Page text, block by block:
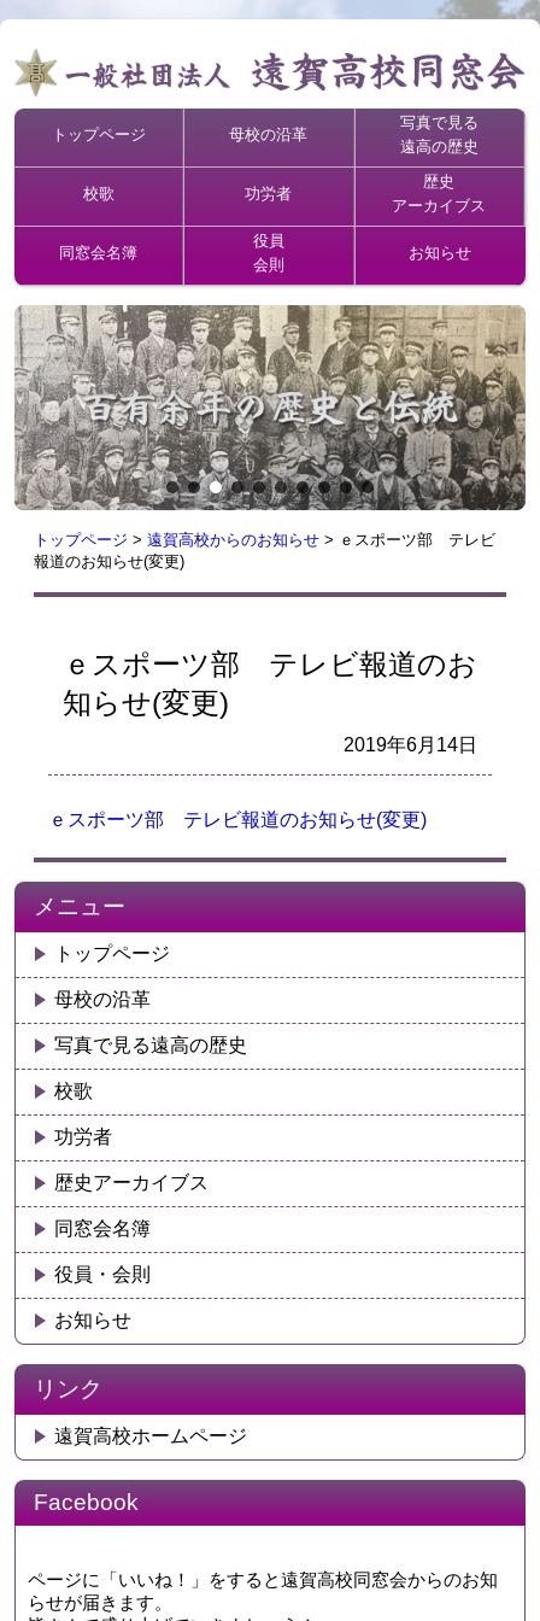
トップページ 母校の沿革
写真で見る
遠高の歴史
校歌 功労者
歴史
アーカイブス
同窓会名簿
役員
会則
お知らせ
トップページ > 遠賀高校からのお知らせ > ｅスポーツ部 テレビ
報道のお知らせ(変更)
ｅスポーツ部 テレビ報道のお
知らせ(変更)
2019年6月14日
ｅスポーツ部 テレビ報道のお知らせ(変更)
メニュー
トップページ
母校の沿革
写真で見る遠高の歴史
校歌
功労者
歴史アーカイブス
同窓会名簿
役員・会則
お知らせ
リンク
遠賀高校ホームページ
Facebook
ページに「いいね！」をすると遠賀高校同窓会からのお知
らせが届きます。